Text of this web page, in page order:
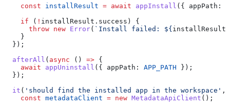
    const
installResult = await appInstall ({ appPath:
    if
( ! installResult . success ) {
      throw
new Error( `Install failed: ${ installResult
    }
  });
  afterAll
( async () => {
    await
appUninstall ({ appPath: APP_PATH });
  });
  it
( 'should find the installed app in the workspace' ,
    const
metadataClient = new MetadataApiClient ();